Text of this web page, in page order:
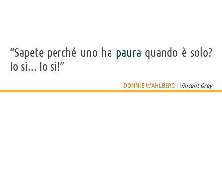
“Sapete perché uno ha paura quando è solo?
Io si... Io si!”
DONNIE WAHLBERG - Vincent Grey